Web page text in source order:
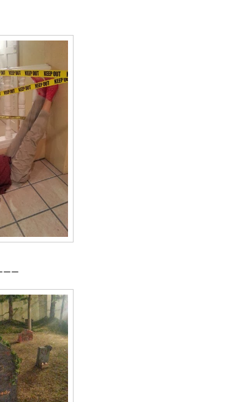
ーー